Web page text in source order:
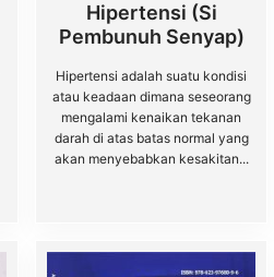
Hipertensi (Si
Pembunuh Senyap)
Hipertensi adalah suatu kondisi
atau keadaan dimana seseorang
mengalami kenaikan tekanan
darah di atas batas normal yang
akan menyebabkan kesakitan...